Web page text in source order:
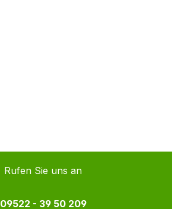
Rufen Sie uns an
09522 - 39 50 209